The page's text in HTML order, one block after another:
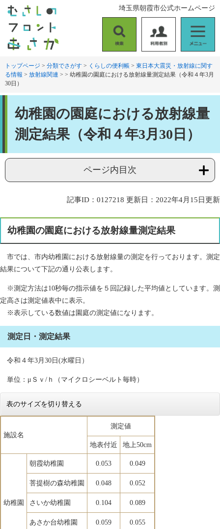
す
。
し
て
索
用
者
別
ニ
ュ
ー
埼玉県朝霞市公式ホームページ
トップページ > 分類でさがす > くらしの便利帳 > 東日本大震災・放射線に関す
る情報 > 放射線関連 > > 幼稚園の園庭における放射線量測定結果（令和４年3月
30日）
幼稚園の園庭における放射線量
測定結果（令和４年3月30日）
ページ内目次
記事ID：0127218 更新日：2022年4月15日更新
幼稚園の園庭における放射線量測定結果
市では、市内幼稚園における放射線量の測定を行っております。測定
結果について下記の通り公表します。
※測定方法は10秒毎の指示値を５回記録した平均値としています。測
定高さは測定値表中に表示。
※表示している数値は園庭の測定値になります。
測定日・測定結果
令和４年3月30日(水曜日）
単位：μＳｖ/ｈ（マイクロシーベルト毎時）
表のサイズを切り替える
施設名
測定値
地表付近 地上50cm
幼稚園
朝霞幼稚園 0.053 0.049
菩提樹の森幼稚園 0.048 0.052
さいか幼稚園 0.104 0.089
あさか台幼稚園 0.059 0.055